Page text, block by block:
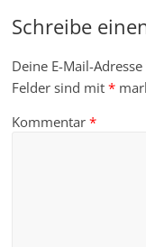
Schreibe
Deine E-Mail-
Felder sind mit*
Kommentar*